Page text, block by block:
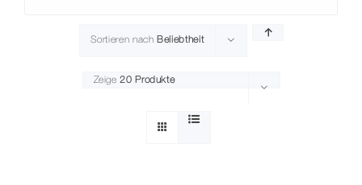
Sortieren nach Beliebtheit
Zeige20 Produkte